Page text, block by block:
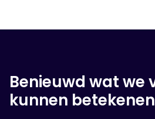
4. Op sollicitatie
Benieuwd wat we
kunnen